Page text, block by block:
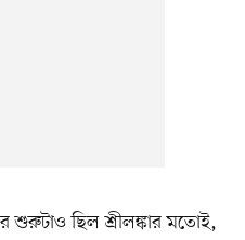
শুরুটাও ছিল শ্রীলঙ্কার মতোই,